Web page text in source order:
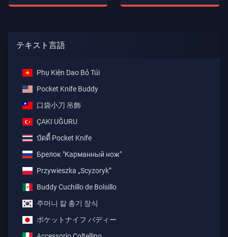
テキスト言語
Phụ Kiện Dao Bỏ Túi
Pocket Knife Buddy
口袋小刀 吊飾
ÇAKI UĞURU
บัดดี้ Pocket Knife
Брелок "Карманный нож"
Przywieszka „Scyzoryk”
Buddy Cuchillo de Bolsillo
주머니 칼 총기 장식
ポケットナイフ バディー